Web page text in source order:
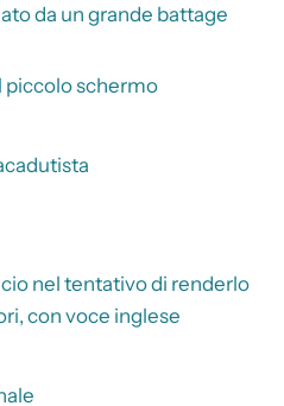
da un grande battage
piccolo schermo
nel tentativo di renderlo
con voce inglese